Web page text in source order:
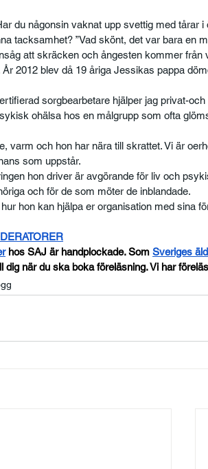
du någonsin vaknat upp svettig med tårar i
tacksamhet? ”Vad skönt, det var bara en
att skräcken och ångesten kommer från
2012 blev då 19 åriga Jessikas pappa
sorgbearbetare hjälper jag privat-
ohälsa hos en målgrupp som ofta
varm och hon har nära till skrattet. Vi är
som uppstår.
hon driver är avgörande för liv och
och för de som möter de inblandade.
hon kan hjälpa er organisation med sina
hos SAJ är handplockade. Som Sveriges
när du ska boka föreläsning. Vi har